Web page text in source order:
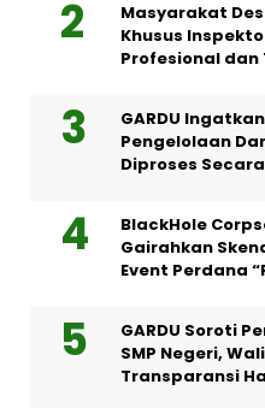
Masyarakat
Khusus
Profesional
GARDU
Pengelolaan
Diproses
BlackHole
Gairahkan
Event Perdana
GARDU Soroti
SMP Negeri,
Transparansi